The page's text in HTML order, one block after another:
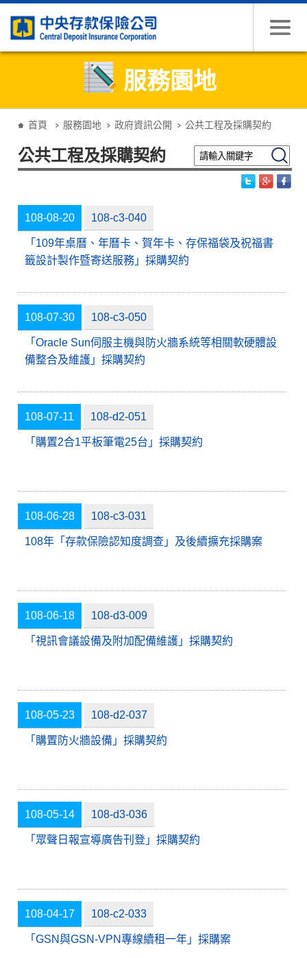
服務園地
首頁 服務園地 政府資訊公開 公共工程及採購契約
公共工程及採購契約 請輸入關鍵字 搜尋
108-08-20
「109年桌曆、年曆卡、賀年卡、存保福袋及祝福書
籤設計製作暨寄送服務」採購契約
108-c3-040
108-07-30
「Oracle Sun伺服主機與防火牆系統等相關軟硬體設
備整合及維護」採購契約
108-c3-050
108-07-11
「購置2合1平板筆電25台」採購契約
108-d2-051
108-06-28
108年「存款保險認知度調查」及後續擴充採購案
108-c3-031
108-06-18
「視訊會議設備及附加配備維護」採購契約
108-d3-009
108-05-23
「購置防火牆設備」採購契約
108-d2-037
108-05-14
「眾聲日報宣導廣告刊登」採購契約
108-d3-036
108-04-17
「GSN與GSN-VPN專線續租一年」採購案
108-c2-033